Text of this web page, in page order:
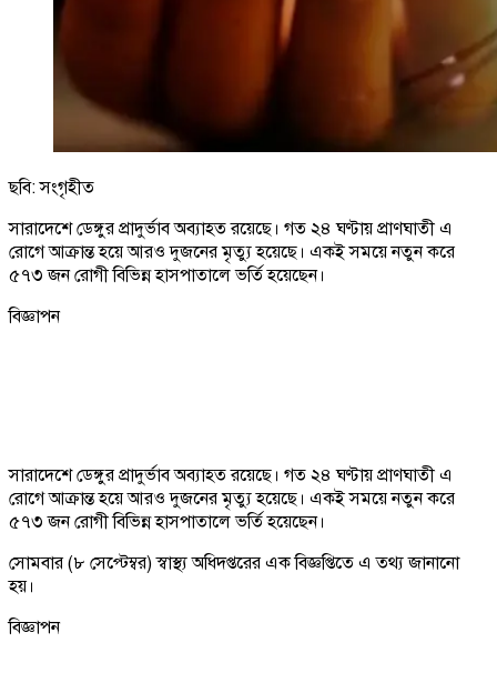
ছবি: সংগৃহীত
সারাদেশে ডেঙ্গুর প্রাদুর্ভাব অব্যাহত রয়েছে। গত ২৪ ঘণ্টায় প্রাণঘাতী এ
রোগে আক্রান্ত হয়ে আরও দুজনের মৃত্যু হয়েছে। একই সময়ে নতুন করে
৫৭৩ জন রোগী বিভিন্ন হাসপাতালে ভর্তি হয়েছেন।
বিজ্ঞাপন
সারাদেশে ডেঙ্গুর প্রাদুর্ভাব অব্যাহত রয়েছে। গত ২৪ ঘণ্টায় প্রাণঘাতী এ
রোগে আক্রান্ত হয়ে আরও দুজনের মৃত্যু হয়েছে। একই সময়ে নতুন করে
৫৭৩ জন রোগী বিভিন্ন হাসপাতালে ভর্তি হয়েছেন।
সোমবার (৮ সেপ্টেম্বর) স্বাস্থ্য অধিদপ্তরের এক বিজ্ঞপ্তিতে এ তথ্য জানানো
হয়।
বিজ্ঞাপন